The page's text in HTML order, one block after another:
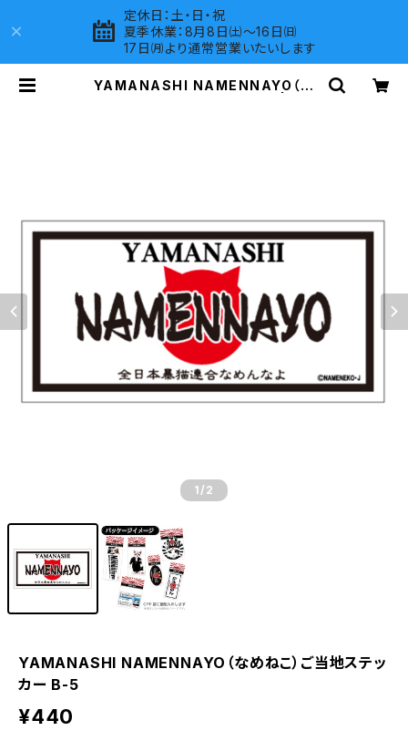
定休日：土・日・祝
夏季休業：8月8日㈯～16日㈰
17日㈪より通常営業いたいします
YAMANASHI NAMENNAYO（な
1 /2
YAMANASHI NAMENNAYO（なめねこ）ご当地ステッ
カー B-5
¥440